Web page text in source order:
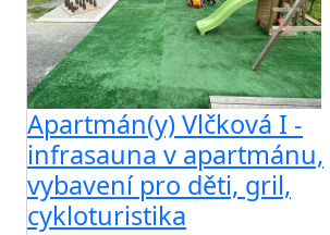
Apartmán(y) Vlčková I -
infrasauna v apartmánu,
vybavení pro děti, gril,
cykloturistika